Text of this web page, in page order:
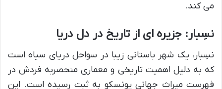
می کند.
نسِبار: جزیره ای از تاریخ در دل دریا
نسِبار، یک شهر باستانی زیبا در سواحل دریای سیاه است
که به دلیل اهمیت تاریخی و معماری منحصربه فردش در
فهرست میراث جهانی یونسکو به ثبت رسیده است. این